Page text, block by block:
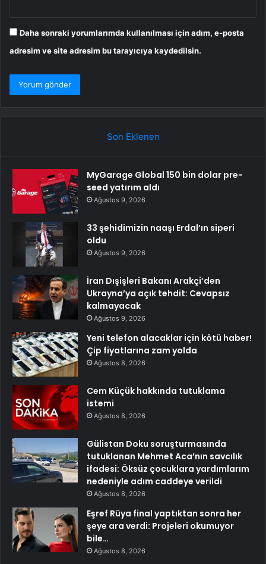
Daha sonraki yorumlarımda kullanılması için adım, e-posta
adresim ve site adresim bu tarayıcıya kaydedilsin.
Son Eklenen
MyGarage Global 150 bin dolar pre-
seed yatırım aldı
Ağustos 9, 2026
33 şehidimizin naaşı Erdal’ın siperi
oldu
Ağustos 9, 2026
İran Dışişleri Bakanı Arakçi’den
Ukrayna’ya açık tehdit: Cevapsız
kalmayacak
Ağustos 9, 2026
Yeni telefon alacaklar için kötü haber!
Çip fiyatlarına zam yolda
Ağustos 8, 2026
Cem Küçük hakkında tutuklama
istemi
Ağustos 8, 2026
Gülistan Doku soruşturmasında
tutuklanan Mehmet Aca’nın savcılık
ifadesi: Öksüz çocuklara yardımlarım
nedeniyle adım caddeye verildi
Ağustos 8, 2026
Eşref Rüya final yaptıktan sonra her
şeye ara verdi: Projeleri okumuyor
bile…
Ağustos 8, 2026